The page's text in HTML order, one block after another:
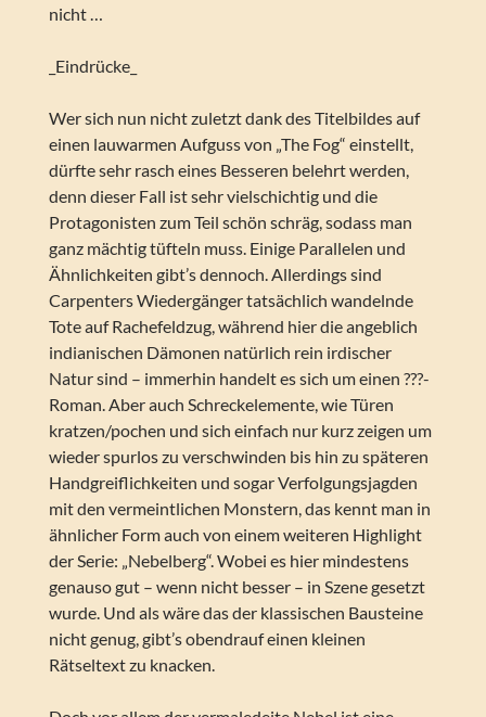
nicht …
_Eindrücke_
Wer sich nun nicht zuletzt dank des Titelbildes auf
einen lauwarmen Aufguss von „The Fog“ einstellt,
dürfte sehr rasch eines Besseren belehrt werden,
denn dieser Fall ist sehr vielschichtig und die
Protagonisten zum Teil schön schräg, sodass man
ganz mächtig tüfteln muss. Einige Parallelen und
Ähnlichkeiten gibt’s dennoch. Allerdings sind
Carpenters Wiedergänger tatsächlich wandelnde
Tote auf Rachefeldzug, während hier die angeblich
indianischen Dämonen natürlich rein irdischer
Natur sind – immerhin handelt es sich um einen ???-
Roman. Aber auch Schreckelemente, wie Türen
kratzen/pochen und sich einfach nur kurz zeigen um
wieder spurlos zu verschwinden bis hin zu späteren
Handgreiflichkeiten und sogar Verfolgungsjagden
mit den vermeintlichen Monstern, das kennt man in
ähnlicher Form auch von einem weiteren Highlight
der Serie: „Nebelberg“. Wobei es hier mindestens
genauso gut – wenn nicht besser – in Szene gesetzt
wurde. Und als wäre das der klassischen Bausteine
nicht genug, gibt’s obendrauf einen kleinen
Rätseltext zu knacken.